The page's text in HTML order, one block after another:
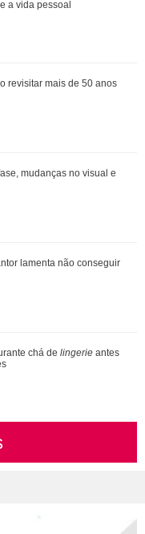
da família após internação
q...
Castela durante show e
curtem mar, futevôlei e
morre aos 69 anos de
a vida pessoal
revisitar mais de 50 anos
mudanças no visual e
lamenta não conseguir
chá de lingerie antes